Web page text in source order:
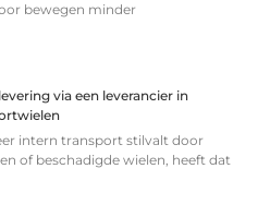
bewegen minder
via een leverancier in
intern transport stilvalt door
of beschadigde wielen, heeft dat